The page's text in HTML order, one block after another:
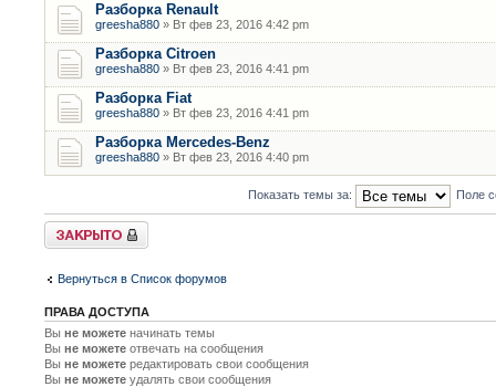
Разборка Renault
greesha880 » Вт фев 23, 2016 4:42 pm
Разборка Citroen
greesha880 » Вт фев 23, 2016 4:41 pm
Разборка Fiat
greesha880 » Вт фев 23, 2016 4:41 pm
Разборка Mercedes-Benz
greesha880 » Вт фев 23, 2016 4:40 pm
Показать темы за: Поле
Форум закрыт
Вернуться в Список форумов
ПРАВА ДОСТУПА
Вы не можете начинать темы
Вы не можете отвечать на сообщения
Вы не можете редактировать свои сообщения
Вы не можете удалять свои сообщения